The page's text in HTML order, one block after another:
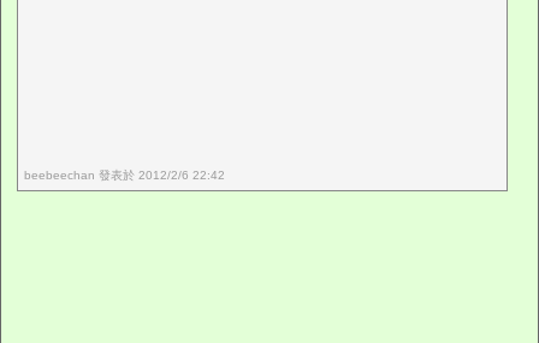
beebeechan 發表於 2012/2/6 22:42